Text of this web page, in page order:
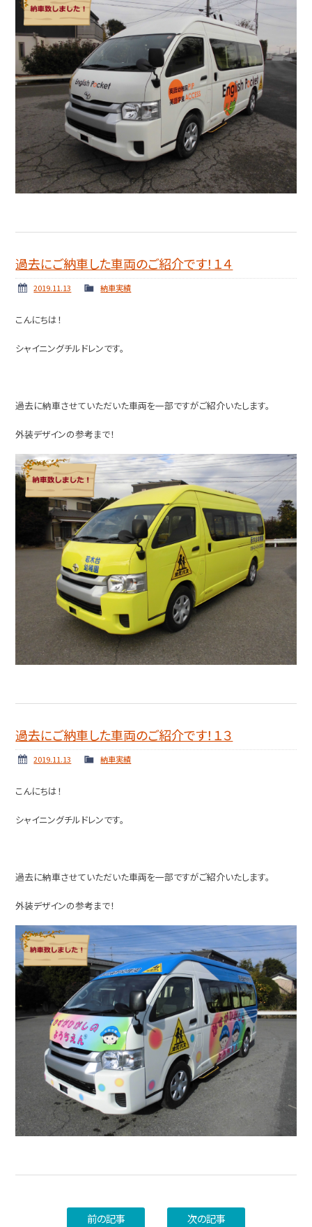
過去にご納車した車両のご紹介です！１４
2019.11.13 納車実績
こんにちは！
シャイニングチルドレンです。
過去に納車させていただいた車両を一部ですがご紹介いたします。
外装デザインの参考まで！
過去にご納車した車両のご紹介です！１３
2019.11.13 納車実績
こんにちは！
シャイニングチルドレンです。
過去に納車させていただいた車両を一部ですがご紹介いたします。
外装デザインの参考まで！
前の記事 次の記事